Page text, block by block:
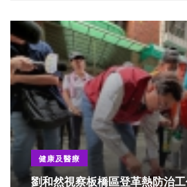
健康及醫療
劉和然視察板橋區登革熱防治工作 籲請市民